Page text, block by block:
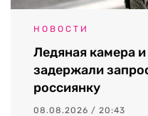
НОВОСТИ
Ледяная камера
задержали
россиянку
08.08.2026 / 20:43